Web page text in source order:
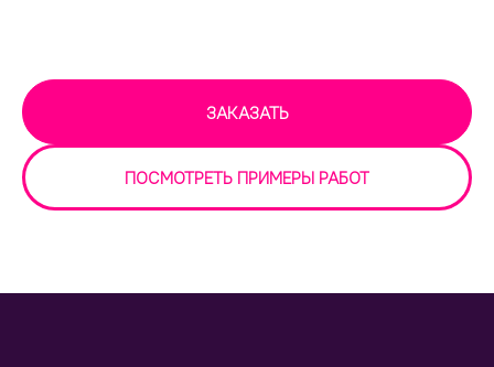
ЗАКАЗАТЬ
ПОСМОТРЕТЬ ПРИМЕРЫ РАБОТ